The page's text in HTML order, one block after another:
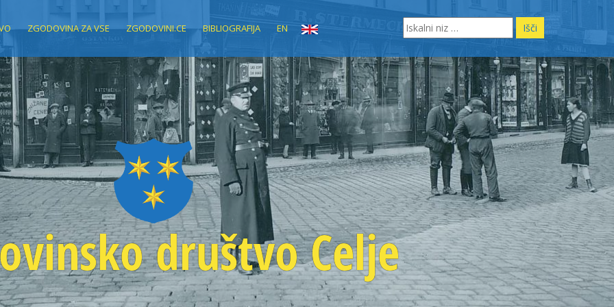
Search
for:
ZGODOVINA ZA VSE ZGODOVINI.CE BIBLIOGRAFIJA EN
društvo Celje